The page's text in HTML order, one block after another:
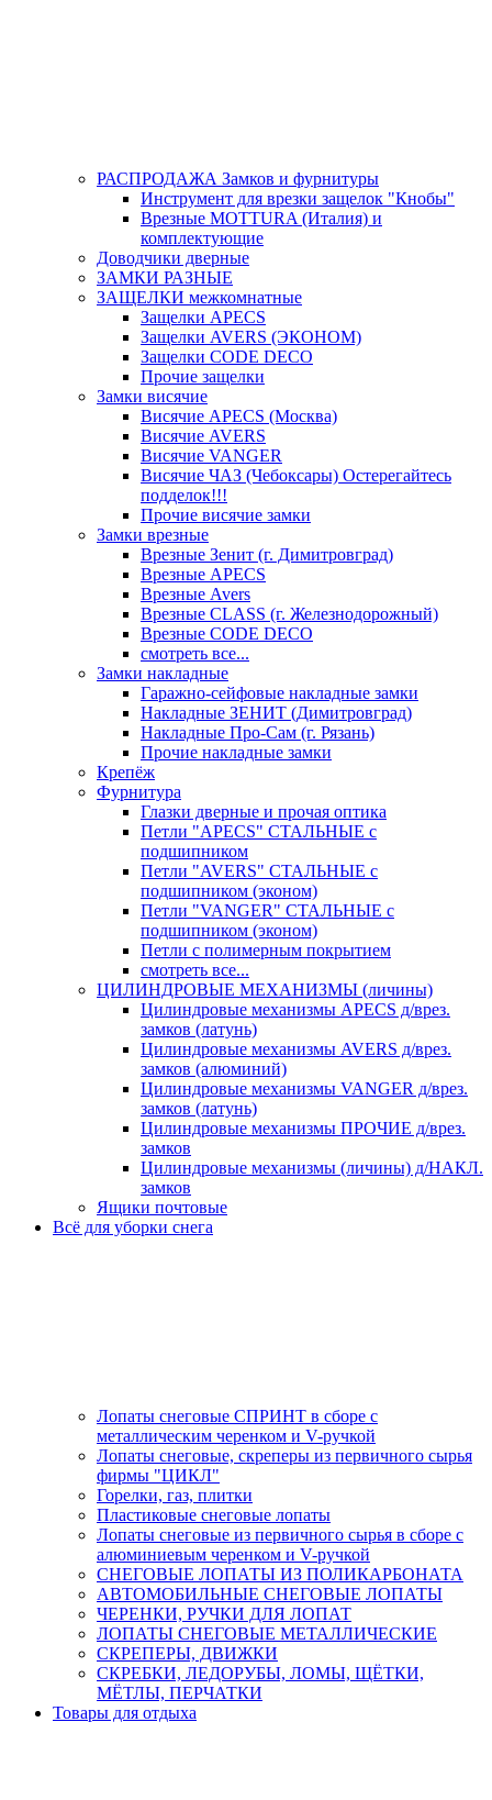
РАСПРОДАЖА Замков и фурнитуры
Инструмент для врезки защелок "Кнобы"
Врезные MOTTURA (Италия) и
комплектующие
Доводчики дверные
ЗАМКИ РАЗНЫЕ
ЗАЩЕЛКИ межкомнатные
Защелки APECS
Защелки AVERS (ЭКОНОМ)
Защелки CODE DECO
Прочие защелки
Замки висячие
Висячие APECS (Москва)
Висячие AVERS
Висячие VANGER
Висячие ЧАЗ (Чебоксары) Остерегайтесь
подделок!!!
Прочие висячие замки
Замки врезные
Врезные Зенит (г. Димитровград)
Врезные APECS
Врезные Avers
Врезные CLASS (г. Железнодорожный)
Врезные CODE DECO
смотреть все...
Замки накладные
Гаражно-сейфовые накладные замки
Накладные ЗЕНИТ (Димитровград)
Накладные Про-Сам (г. Рязань)
Прочие накладные замки
Крепёж
Фурнитура
Глазки дверные и прочая оптика
Петли "APECS" СТАЛЬНЫЕ с
подшипником
Петли "AVERS" СТАЛЬНЫЕ с
подшипником (эконом)
Петли "VANGER" СТАЛЬНЫЕ с
подшипником (эконом)
Петли с полимерным покрытием
смотреть все...
ЦИЛИНДРОВЫЕ МЕХАНИЗМЫ (личины)
Цилиндровые механизмы APECS д/врез.
замков (латунь)
Цилиндровые механизмы AVERS д/врез.
замков (алюминий)
Цилиндровые механизмы VANGER д/врез.
замков (латунь)
Цилиндровые механизмы ПРОЧИЕ д/врез.
замков
Цилиндровые механизмы (личины) д/НАКЛ.
замков
Ящики почтовые
Всё для уборки снега
Лопаты снеговые СПРИНТ в сборе с
металлическим черенком и V-ручкой
Лопаты снеговые, скреперы из первичного сырья
фирмы "ЦИКЛ"
Горелки, газ, плитки
Пластиковые снеговые лопаты
Лопаты снеговые из первичного сырья в сборе с
алюминиевым черенком и V-ручкой
СНЕГОВЫЕ ЛОПАТЫ ИЗ ПОЛИКАРБОНАТА
АВТОМОБИЛЬНЫЕ СНЕГОВЫЕ ЛОПАТЫ
ЧЕРЕНКИ, РУЧКИ ДЛЯ ЛОПАТ
ЛОПАТЫ СНЕГОВЫЕ МЕТАЛЛИЧЕСКИЕ
СКРЕПЕРЫ, ДВИЖКИ
СКРЕБКИ, ЛЕДОРУБЫ, ЛОМЫ, ЩЁТКИ,
МЁТЛЫ, ПЕРЧАТКИ
Товары для отдыха